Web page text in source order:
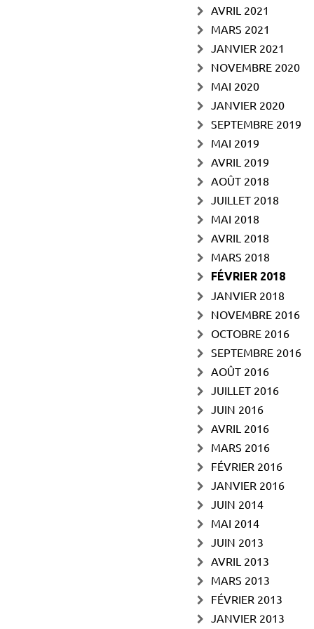
AVRIL 2021
MARS 2021
JANVIER 2021
NOVEMBRE 2020
MAI 2020
JANVIER 2020
SEPTEMBRE 2019
MAI 2019
AVRIL 2019
AOÛT 2018
JUILLET 2018
MAI 2018
AVRIL 2018
MARS 2018
FÉVRIER 2018
JANVIER 2018
NOVEMBRE 2016
OCTOBRE 2016
SEPTEMBRE 2016
AOÛT 2016
JUILLET 2016
JUIN 2016
AVRIL 2016
MARS 2016
FÉVRIER 2016
JANVIER 2016
JUIN 2014
MAI 2014
JUIN 2013
AVRIL 2013
MARS 2013
FÉVRIER 2013
JANVIER 2013